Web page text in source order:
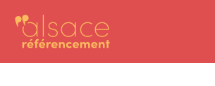
Alsace Référencement Le blog de